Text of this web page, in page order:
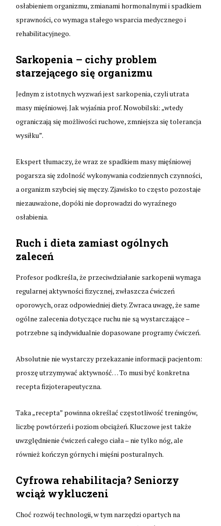
osłabieniem organizmu, zmianami hormonalnymi i spadkiem
sprawności, co wymaga stałego wsparcia medycznego i
rehabilitacyjnego.
Sarkopenia – cichy problem
starzejącego się organizmu
Jednym z istotnych wyzwań jest sarkopenia, czyli utrata
masy mięśniowej. Jak wyjaśnia prof. Nowobilski: „wtedy
ograniczają się możliwości ruchowe, zmniejsza się tolerancja
wysiłku”.
Ekspert tłumaczy, że wraz ze spadkiem masy mięśniowej
pogarsza się zdolność wykonywania codziennych czynności,
a organizm szybciej się męczy. Zjawisko to często pozostaje
niezauważone, dopóki nie doprowadzi do wyraźnego
osłabienia.
Ruch i dieta zamiast ogólnych
zaleceń
Profesor podkreśla, że przeciwdziałanie sarkopenii wymaga
regularnej aktywności fizycznej, zwłaszcza ćwiczeń
oporowych, oraz odpowiedniej diety. Zwraca uwagę, że same
ogólne zalecenia dotyczące ruchu nie są wystarczające –
potrzebne są indywidualnie dopasowane programy ćwiczeń.
Absolutnie nie wystarczy przekazanie informacji pacjentom:
proszę utrzymywać aktywność… To musi być konkretna
recepta fizjoterapeutyczna.
Taka „recepta” powinna określać częstotliwość treningów,
liczbę powtórzeń i poziom obciążeń. Kluczowe jest także
uwzględnienie ćwiczeń całego ciała – nie tylko nóg, ale
również kończyn górnych i mięśni posturalnych.
Cyfrowa rehabilitacja? Seniorzy
wciąż wykluczeni
Choć rozwój technologii, w tym narzędzi opartych na